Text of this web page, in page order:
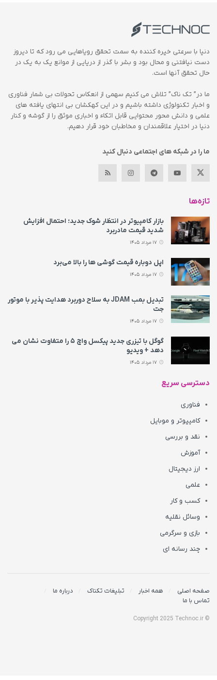
دنیا با سرعتی خیره کننده به سمت تحقق رویاهایی می رود که تا دیروز
دست نیافتنی و محال بود و بشر با گذر از دریایی از موانع یک به یک در
حال تحقق آنها است.
ما در” تک ناک” تلاش می کنیم سهمی از انعکاس تحولات بی شمار فناوری
و اخبار تکنولوژی داشته باشیم و در این کهکشان بی انتهای یافته های
علمی و دانش محور محتوایی قابل اتکاء و اخباری موثق را از گوشه و کنار
دنیا در اختیار علاقمندان و مخاطبان خود قرار دهیم.
ما را در شبکه های اجتماعی دنبال کنید
تازه‌ها
بازار کامپیوتر در انتظار شوک جدید؛ احتمال افزایش
شدید قیمت مادربرد
اپل دوباره قیمت‌ گوشی ها را بالا می‌برد
تبدیل بمب JDAM به سلاح دوربرد هدایت پذیر با موتور
جت
گوگل با تیزری جدید پیکسل واچ ۵ را متفاوت نشان می‌
دهد + ویدیو
دسترسی سریع
فناوری
کامپیوتر و موبایل
نقد و بررسی
آموزش
ارز دیجیتال
علمی
کسب و کار
وسائل نقلیه
بازی و سرگرمی
چند رسانه ای
صفحه اصلی همه اخبار تبلیغات تکناک
درباره ما
تماس با ما
© Copyright 2025 Technoc.ir